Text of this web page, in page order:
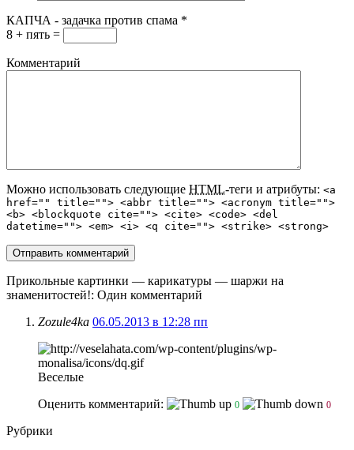
КАПЧА - задачка против спама *
8 + пять =
Комментарий
Можно использовать следующие HTML-теги и атрибуты: <a
href="" title=""> <abbr title=""> <acronym title="">
<b> <blockquote cite=""> <cite> <code> <del
datetime=""> <em> <i> <q cite=""> <strike> <strong>
Прикольные картинки — карикатуры — шаржи на
знаменитостей!: Один комментарий
Zozule4ka 06.05.2013 в 12:28 пп
Веселые
Оценить комментарий:
0 0
Рубрики